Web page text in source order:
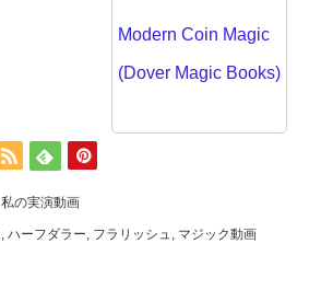
Modern Coin Magic
(Dover Magic Books)
私の実演動画
, ハーフダラー, フラリッシュ, マジック動画